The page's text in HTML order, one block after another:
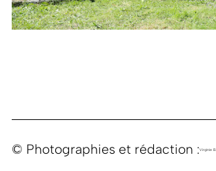
© Photographies et rédaction :Virginie B.